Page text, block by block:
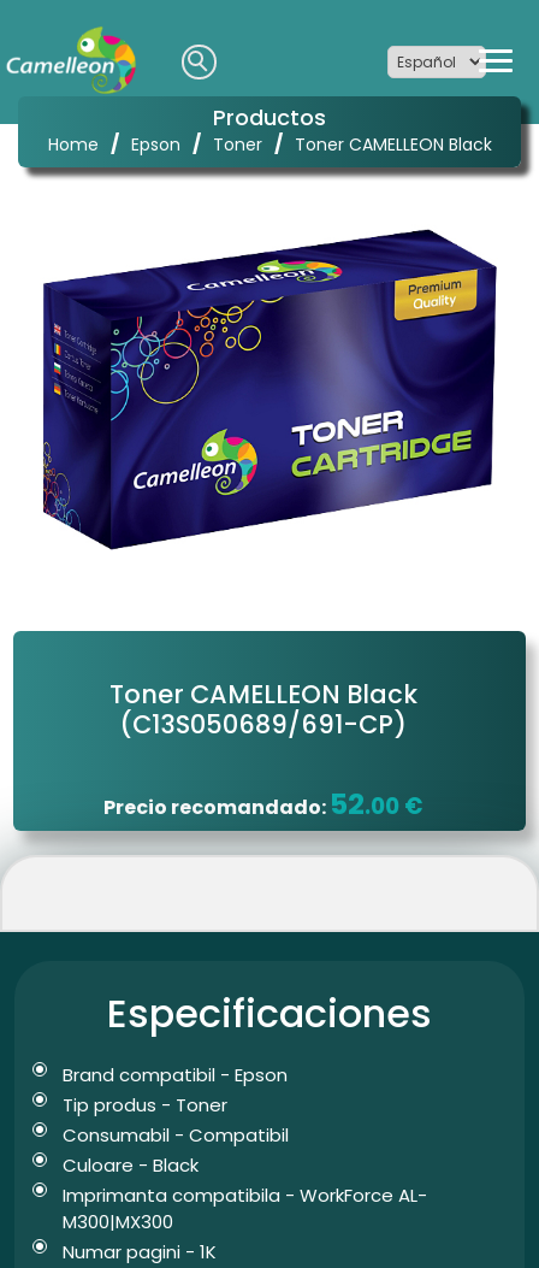
Productos
Home / Epson / Toner / Toner CAMELLEON Black
Toner CAMELLEON Black
(C13S050689/691-CP)
Precio recomandado: 52.00 €
Especificaciones
Brand compatibil - Epson
Tip produs - Toner
Consumabil - Compatibil
Culoare - Black
Imprimanta compatibila - WorkForce AL-
M300|MX300
Numar pagini - 1K